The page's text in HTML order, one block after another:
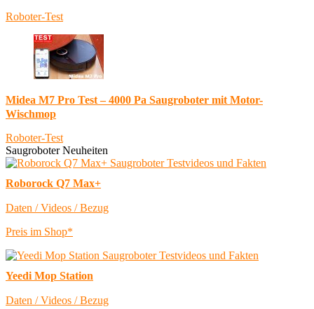
Roboter-Test
Midea M7 Pro Test – 4000 Pa Saugroboter mit Motor-
Wischmop
Roboter-Test
Saugroboter Neuheiten
Roborock Q7 Max+
Daten / Videos / Bezug
Preis im Shop*
Yeedi Mop Station
Daten / Videos / Bezug